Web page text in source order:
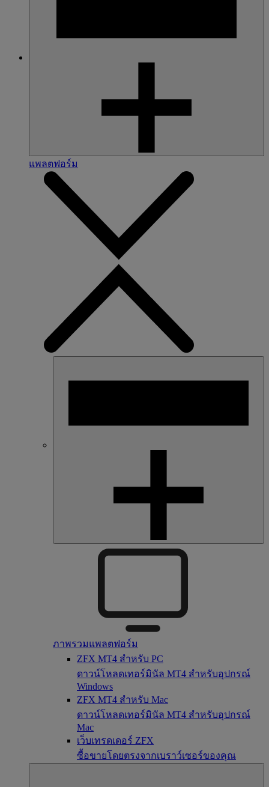
แพลตฟอร์ม
ภาพรวมแพลตฟอร์ม
ZFX MT4 สำหรับ PC
ดาวน์โหลดเทอร์มินัล MT4 สำหรับอุปกรณ์
Windows
ZFX MT4 สำหรับ Mac
ดาวน์โหลดเทอร์มินัล MT4 สำหรับอุปกรณ์
Mac
เว็บเทรดเดอร์ ZFX
ซื้อขายโดยตรงจากเบราว์เซอร์ของคุณ